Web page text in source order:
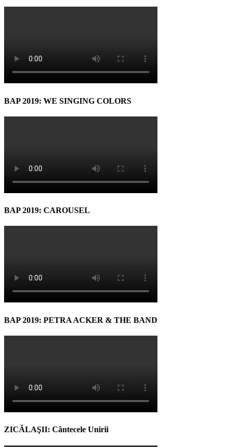
BAP 2019: WE SINGING COLORS
BAP 2019: CAROUSEL
BAP 2019: PETRA ACKER & THE BAND
ZICĂLAŞII: Cântecele Unirii